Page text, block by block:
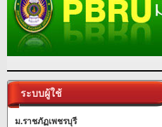
ระบบผู้ใช้
ม.ราชภัฏเพชรบุรี